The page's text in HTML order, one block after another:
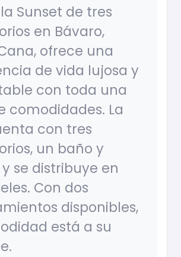
Sunset de tres
en Bávaro,
ofrece una
de vida lujosa y
con toda una
comodidades. La
con tres
un baño y
se distribuye en
Con dos
disponibles,
está a su